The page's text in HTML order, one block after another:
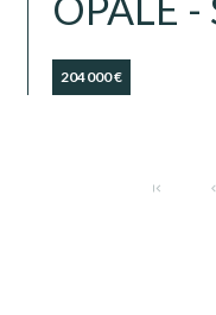
204 000 €